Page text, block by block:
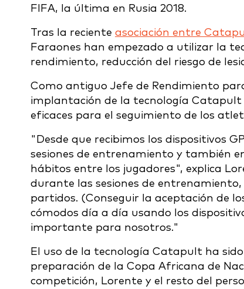
FIFA, la última en Rusia 2018.
Tras la reciente asociación entre
Faraones han empezado a utilizar la
rendimiento, reducción del riesgo de
Como antiguo Jefe de Rendimiento
implantación de la tecnología Catapult
eficaces para el seguimiento de los
"Desde que recibimos los dispositivos
sesiones de entrenamiento y también
hábitos entre los jugadores", explica
durante las sesiones de
partidos. (Conseguir la aceptación de
cómodos día a día usando los
importante para nosotros."
El uso de la tecnología Catapult ha
preparación de la Copa Africana de
competición, Lorente y el resto del